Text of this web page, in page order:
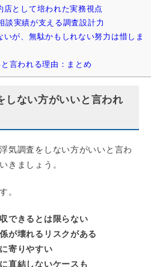
店として培われた実務視点
談実績が支える調査設計力
いが、無駄かもしれない努力は惜しま
言われる理由：まとめ
しない方がいいと言われ
気調査をしない方がいいと言わ
きましょう。
。
できるとは限らない
が壊れるリスクがある
寄りやすい
直結しないケースも